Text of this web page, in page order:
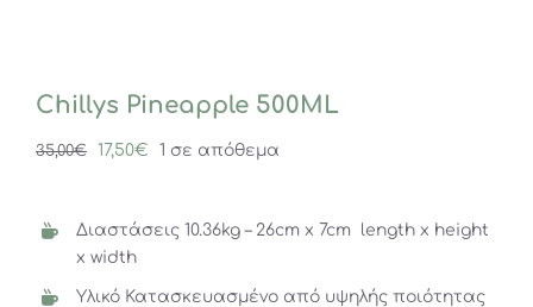
Chillys Pineapple 500ML
35,00€
Original
35,00€.
17,50€ Η
είναι:
1 σε απόθεμα
Διαστάσεις 10.36kg – 26cm x 7cm length x height
x width
Υλικό Κατασκευασμένο από υψηλής ποιότητας